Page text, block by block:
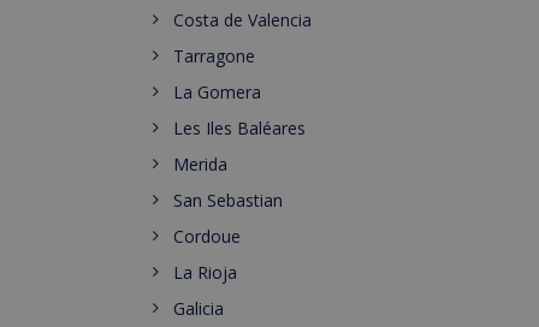
Costa de Valencia
Tarragone
La Gomera
Les Iles Baléares
Merida
San Sebastian
Cordoue
La Rioja
Galicia